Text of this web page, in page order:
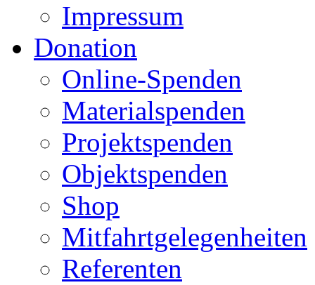
Impressum
Donation
Online-Spenden
Materialspenden
Projektspenden
Objektspenden
Shop
Mitfahrtgelegenheiten
Referenten